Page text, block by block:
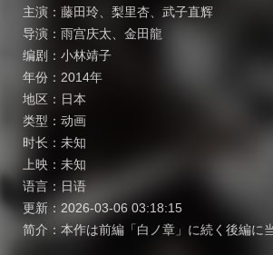
主演： 藤田玲 梨里杏
武子直辉
导演： 雨宫庆太
金田龍
编剧： 小林靖子
年份： 2014年
地区： 日本
类型： 动画
时长： 未知
上映： 未知
语言： 日语
更新： 2026-03-06 03:18:15
简介： 本作は前編「白ノ章」に続く後編に